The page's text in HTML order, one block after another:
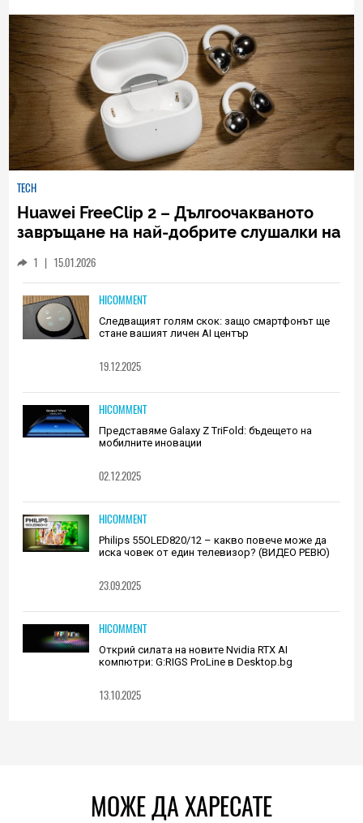
TECH
Huawei FreeClip 2 – Дългоочакваното
завръщане на най-добрите слушалки на
1 | 15.01.2026
HICOMMENT
Следващият голям скок: защо смартфонът ще
стане вашият личен AI център
19.12.2025
HICOMMENT
Представяме Galaxy Z TriFold: бъдещето на
мобилните иновации
02.12.2025
HICOMMENT
Philips 55OLED820/12 – какво повече може да
иска човек от един телевизор? (ВИДЕО РЕВЮ)
23.09.2025
HICOMMENT
Открий силата на новите Nvidia RTX AI
компютри: G:RIGS ProLine в Desktop.bg
13.10.2025
МОЖЕ ДА ХАРЕСАТЕ